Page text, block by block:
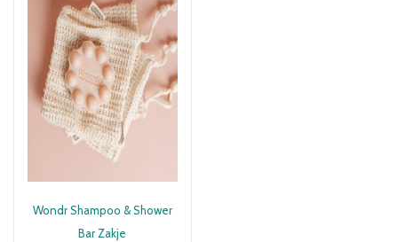
Wondr Shampoo & Shower
Bar Zakje